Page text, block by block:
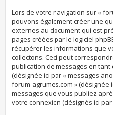
Lors de votre navigation sur «
pouvons également créer une
externes au document qui est
pages créées par le logiciel
récupérer les informations que
collectons. Ceci peut
publication de messages en tant
(désignée ici par « messages
forum-agrumes.com » (désignée
messages que vous publiez
votre connexion (désignés ici par